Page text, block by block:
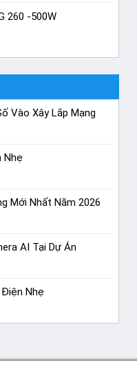
260 -500W
Vào Xây Lắp Mạng
Nhẹ
Mới Nhất Năm 2026
AI Tại Dự Án
Điện Nhẹ